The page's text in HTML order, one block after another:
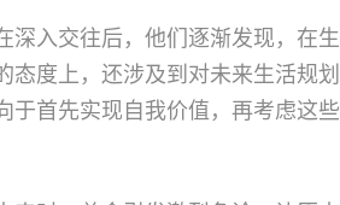
深入交往后，他们逐渐发现，在生
度上，还涉及到对未来生活规划
于首先实现自我价值，再考虑这些